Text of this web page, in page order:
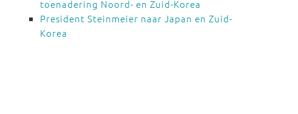
toenadering Noord- en Zuid-Korea
President Steinmeier naar Japan en Zuid-
Korea